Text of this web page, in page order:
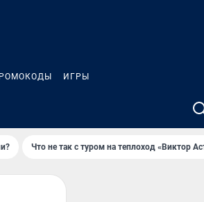
ИГРЫ
Что не так с туром на теплоход «Виктор